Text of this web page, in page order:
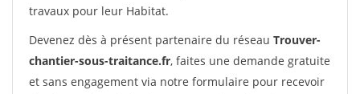
travaux pour leur Habitat.
Devenez dès à présent partenaire du réseau Trouver-
chantier-sous-traitance.fr, faites une demande gratuite
et sans engagement via notre formulaire pour recevoir